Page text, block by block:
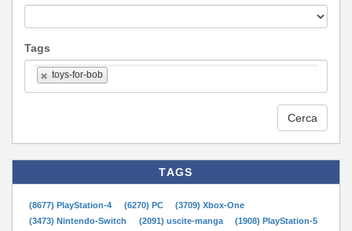
Tags
toys-for-bob
Cerca
TAGS
(8677) PlayStation-4 (6270) PC
(3709) Xbox-One
(3473) Nintendo-Switch
(2091) uscite-manga
(1908) PlayStation-5